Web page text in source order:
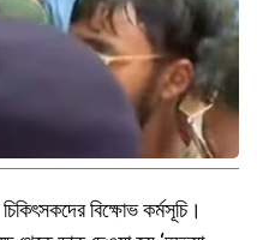
বিক্ষোভ কর্মসূচি।